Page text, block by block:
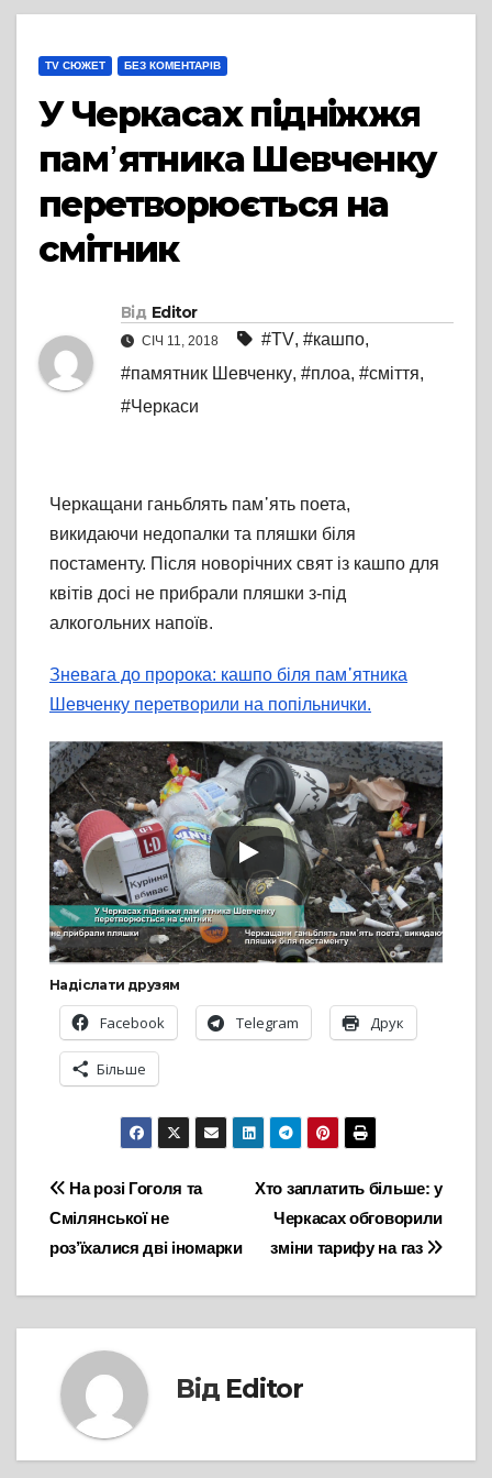
TV СЮЖЕТ БЕЗ КОМЕНТАРІВ
У Черкасах підніжжя
пам᾽ятника Шевченку
перетворюється на
смітник
Від Editor
СІЧ 11, 2018 #TV, #кашпо,
#памятник Шевченку, #плоа, #сміття,
#Черкаси
Черкащани ганьблять пам᾽ять поета,
викидаючи недопалки та пляшки біля
постаменту. Після новорічних свят із кашпо для
квітів досі не прибрали пляшки з-під
алкогольних напоїв.
Зневага до пророка: кашпо біля пам᾽ятника
Шевченку перетворили на попільнички.
Надіслати друзям
Facebook Telegram Друк
Більше
Навігація
записів
Хто заплатить більше: у
Черкасах обговорили
зміни тарифу на газ
На розі Гоголя та
Смілянської не
роз’їхалися дві іномарки
Від Editor